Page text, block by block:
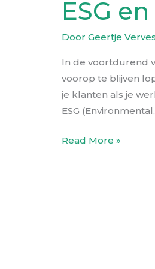
ESG
DoorGeertje
In de voortdurend
voorop te blijven
je klanten als je
ESG
Read More »